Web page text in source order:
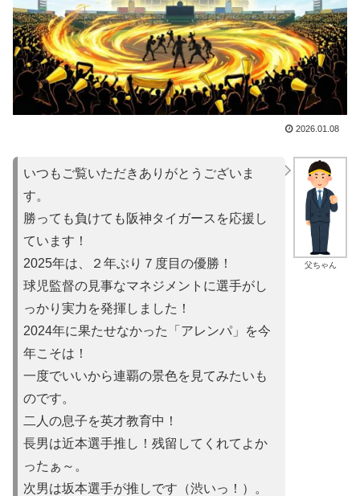
2026.01.08
父ちゃん
いつもご覧いただきありがとうございま
す。
勝っても負けても阪神タイガースを応援し
ています！
2025年は、２年ぶり７度目の優勝！
球児監督の見事なマネジメントに選手がし
っかり実力を発揮しました！
2024年に果たせなかった「アレンパ」を今
年こそは！
一度でいいから連覇の景色を見てみたいも
のです。
二人の息子を英才教育中！
長男は近本選手推し！残留してくれてよか
ったぁ～。
次男は坂本選手が推しです（渋いっ！）。